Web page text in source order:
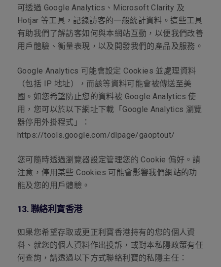
可透過 Google Analytics、Microsoft Clarity 及
Hotjar 等工具，記錄訪客的一般統計資料。這些工具
有助我們了解訪客如何與本網站互動，以便我們改善
用戶體驗、衡量表現，以及開發我們的產品及服務。
Google Analytics 可能會設定 Cookies 並處理資料
（包括 IP 地址），而該等資料可能會被傳送至美
國。如您希望防止您的資料被 Google Analytics 使
用，您可以於以下網址下載「Google Analytics 瀏覽
器停用外掛程式」：
https://tools.google.com/dlpage/gaoptout/
您可隨時透過瀏覽器設定管理您的 Cookie 偏好。請
注意，停用某些 Cookies 可能會影響我們網站的功
能及您的用戶體驗。
13.聯絡利寶香港
如果您希望存取或更正利寶香港持有的您的個人資
料、就您的個人資料作出投訴，或對本私隱政策有任
何查詢，請透過以下方式聯絡利寶的私隱主任：